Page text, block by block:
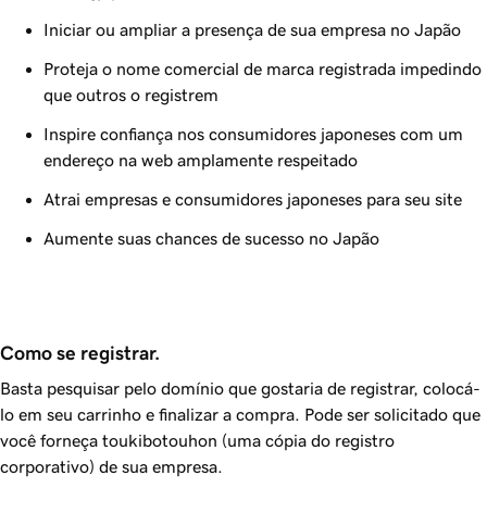
Iniciar ou ampliar a presença de sua empresa no Japão
Proteja o nome comercial de marca registrada impedindo
que outros o registrem
Inspire confiança nos consumidores japoneses com um
endereço na web amplamente respeitado
Atrai empresas e consumidores japoneses para seu site
Aumente suas chances de sucesso no Japão
Como se registrar.
Basta pesquisar pelo domínio que gostaria de registrar, colocá-
lo em seu carrinho e finalizar a compra. Pode ser solicitado que
você forneça toukibotouhon (uma cópia do registro
corporativo) de sua empresa.